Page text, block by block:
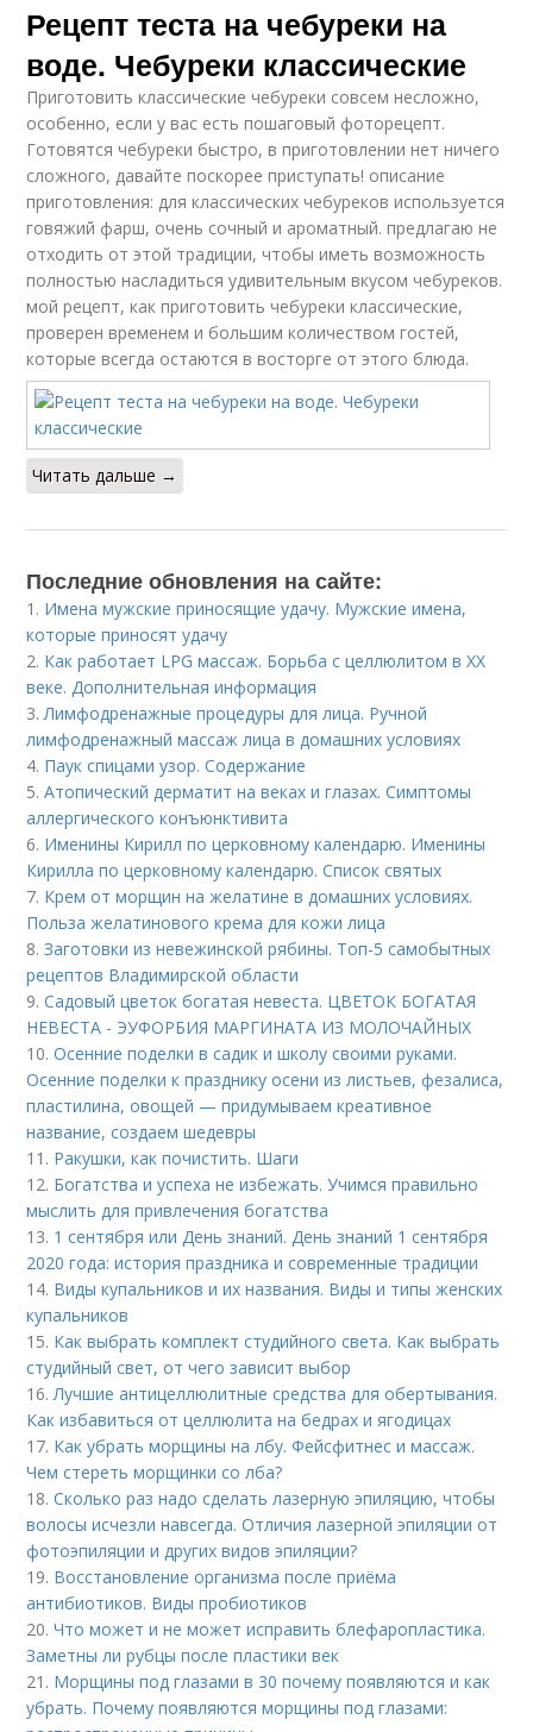
Рецепт теста на чебуреки на
воде. Чебуреки классические
Приготовить классические чебуреки совсем несложно,
особенно, если у вас есть пошаговый фоторецепт.
Готовятся чебуреки быстро, в приготовлении нет ничего
сложного, давайте поскорее приступать! описание
приготовления: для классических чебуреков используется
говяжий фарш, очень сочный и ароматный. предлагаю не
отходить от этой традиции, чтобы иметь возможность
полностью насладиться удивительным вкусом чебуреков.
мой рецепт, как приготовить чебуреки классические,
проверен временем и большим количеством гостей,
которые всегда остаются в восторге от этого блюда.
Читать дальше →
Последние обновления на сайте:
1. Имена мужские приносящие удачу. Мужские имена,
которые приносят удачу
2. Как работает LPG массаж. Борьба с целлюлитом в XX
веке. Дополнительная информация
3. Лимфодренажные процедуры для лица. Ручной
лимфодренажный массаж лица в домашних условиях
4. Паук спицами узор. Содержание
5.Атопический дерматит на веках и глазах. Симптомы
аллергического конъюнктивита
6. Именины Кирилл по церковному календарю. Именины
Кирилла по церковному календарю. Список святых
7. Крем от морщин на желатине в домашних условиях.
Польза желатинового крема для кожи лица
8.Заготовки из невежинской рябины. Топ-5 самобытных
рецептов Владимирской области
9.Садовый цветок богатая невеста. ЦВЕТОК БОГАТАЯ
НЕВЕСТА - ЭУФОРБИЯ МАРГИНАТА ИЗ МОЛОЧАЙНЫХ
10.Осенние поделки в садик и школу своими руками.
Осенние поделки к празднику осени из листьев, фезалиса,
пластилина, овощей — придумываем креативное
название, создаем шедевры
11. Ракушки, как почистить. Шаги
12. Богатства и успеха не избежать. Учимся правильно
мыслить для привлечения богатства
13. 1 сентября или День знаний. День знаний 1 сентября
2020 года: история праздника и современные традиции
14. Виды купальников и их названия. Виды и типы женских
купальников
15. Как выбрать комплект студийного света. Как выбрать
студийный свет, от чего зависит выбор
16. Лучшие антицеллюлитные средства для обертывания.
Как избавиться от целлюлита на бедрах и ягодицах
17. Как убрать морщины на лбу. Фейсфитнес и массаж.
Чем стереть морщинки со лба?
18.Сколько раз надо сделать лазерную эпиляцию, чтобы
волосы исчезли навсегда. Отличия лазерной эпиляции от
фотоэпиляции и других видов эпиляции?
19. Восстановление организма после приёма
антибиотиков. Виды пробиотиков
20.Что может и не может исправить блефаропластика.
Заметны ли рубцы после пластики век
21. Морщины под глазами в 30 почему появляются и как
убрать. Почему появляются морщины под глазами: